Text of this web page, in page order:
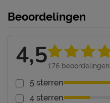
Beoordelingen
4,5176 beoordelingen
5 sterren
4 sterren